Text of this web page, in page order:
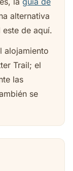
alternativa
de aquí.
alojamiento
Trail; el
las
se